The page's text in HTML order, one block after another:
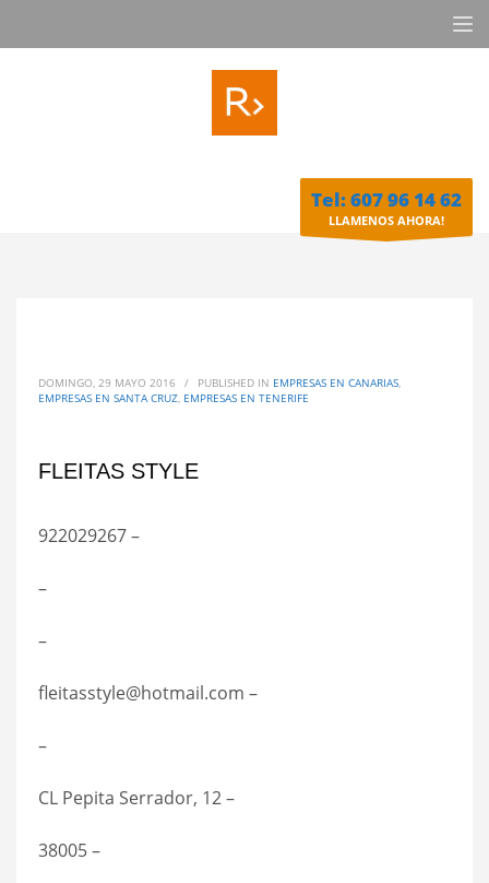
Tel: 607 96 14 62
LLAMENOS AHORA!
DOMINGO, 29 MAYO 2016 / PUBLISHED IN EMPRESAS EN CANARIAS,
EMPRESAS EN SANTA CRUZ, EMPRESAS EN TENERIFE
FLEITAS STYLE
922029267 –
–
–
fleitasstyle@hotmail.com –
–
CL Pepita Serrador, 12 –
38005 –